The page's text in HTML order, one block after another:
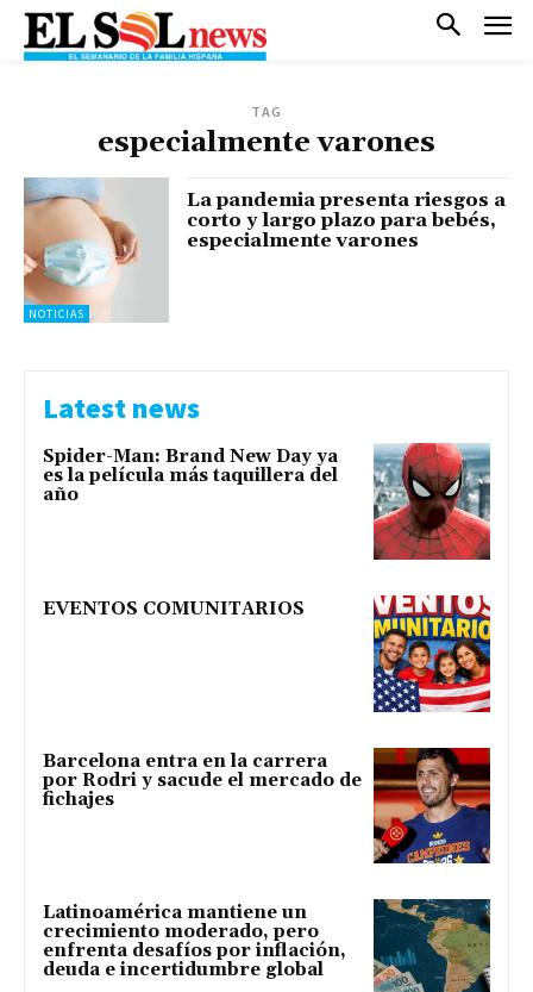
TAG
especialmente varones
NOTICIAS
La pandemia presenta riesgos a
corto y largo plazo para bebés,
especialmente varones
Latest news
Spider-Man: Brand New Day ya
es la película más taquillera del
año
EVENTOS COMUNITARIOS
Barcelona entra en la carrera
por Rodri y sacude el mercado de
fichajes
Latinoamérica mantiene un
crecimiento moderado, pero
enfrenta desafíos por inflación,
deuda e incertidumbre global